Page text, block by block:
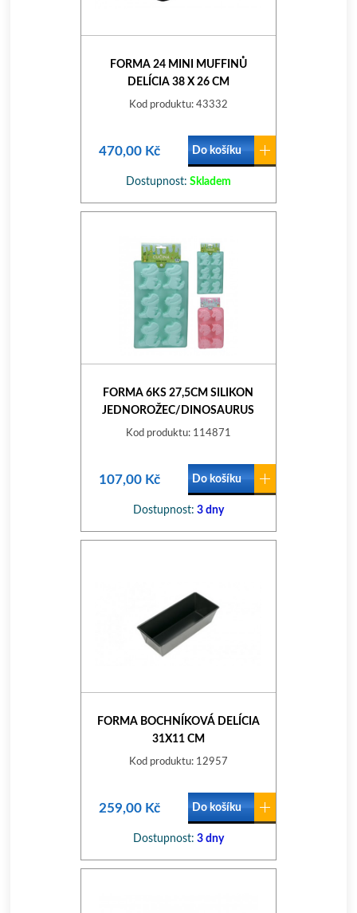
FORMA 24 MINI MUFFINŮ
DELÍCIA 38 X 26 CM
Kod produktu: 43332
470,00 Kč Do košíku
Dostupnost: Skladem
FORMA 6KS 27,5CM SILIKON
JEDNOROŽEC/DINOSAURUS
Kod produktu: 114871
107,00 Kč Do košíku
Dostupnost: 3 dny
FORMA BOCHNÍKOVÁ DELÍCIA
31X11 CM
Kod produktu: 12957
259,00 Kč Do košíku
Dostupnost: 3 dny